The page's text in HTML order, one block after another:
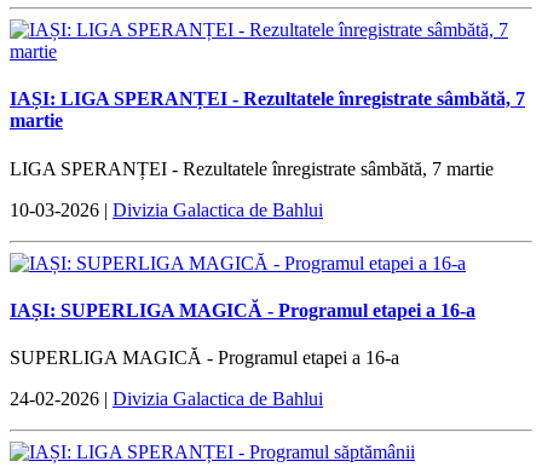
IAȘI: LIGA SPERANȚEI - Rezultatele înregistrate sâmbătă, 7
martie
LIGA SPERANȚEI - Rezultatele înregistrate sâmbătă, 7 martie
10-03-2026 | Divizia Galactica de Bahlui
IAȘI: SUPERLIGA MAGICĂ - Programul etapei a 16-a
SUPERLIGA MAGICĂ - Programul etapei a 16-a
24-02-2026 | Divizia Galactica de Bahlui